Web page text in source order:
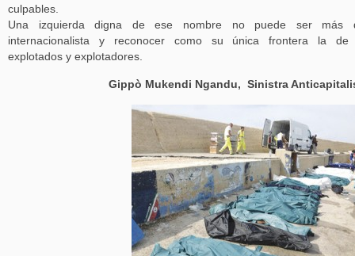
culpables.
Una izquierda digna de ese nombre no puede ser más
internacionalista y reconocer como su única frontera la de
explotados y explotadores.
Gippò Mukendi Ngandu, Sinistra